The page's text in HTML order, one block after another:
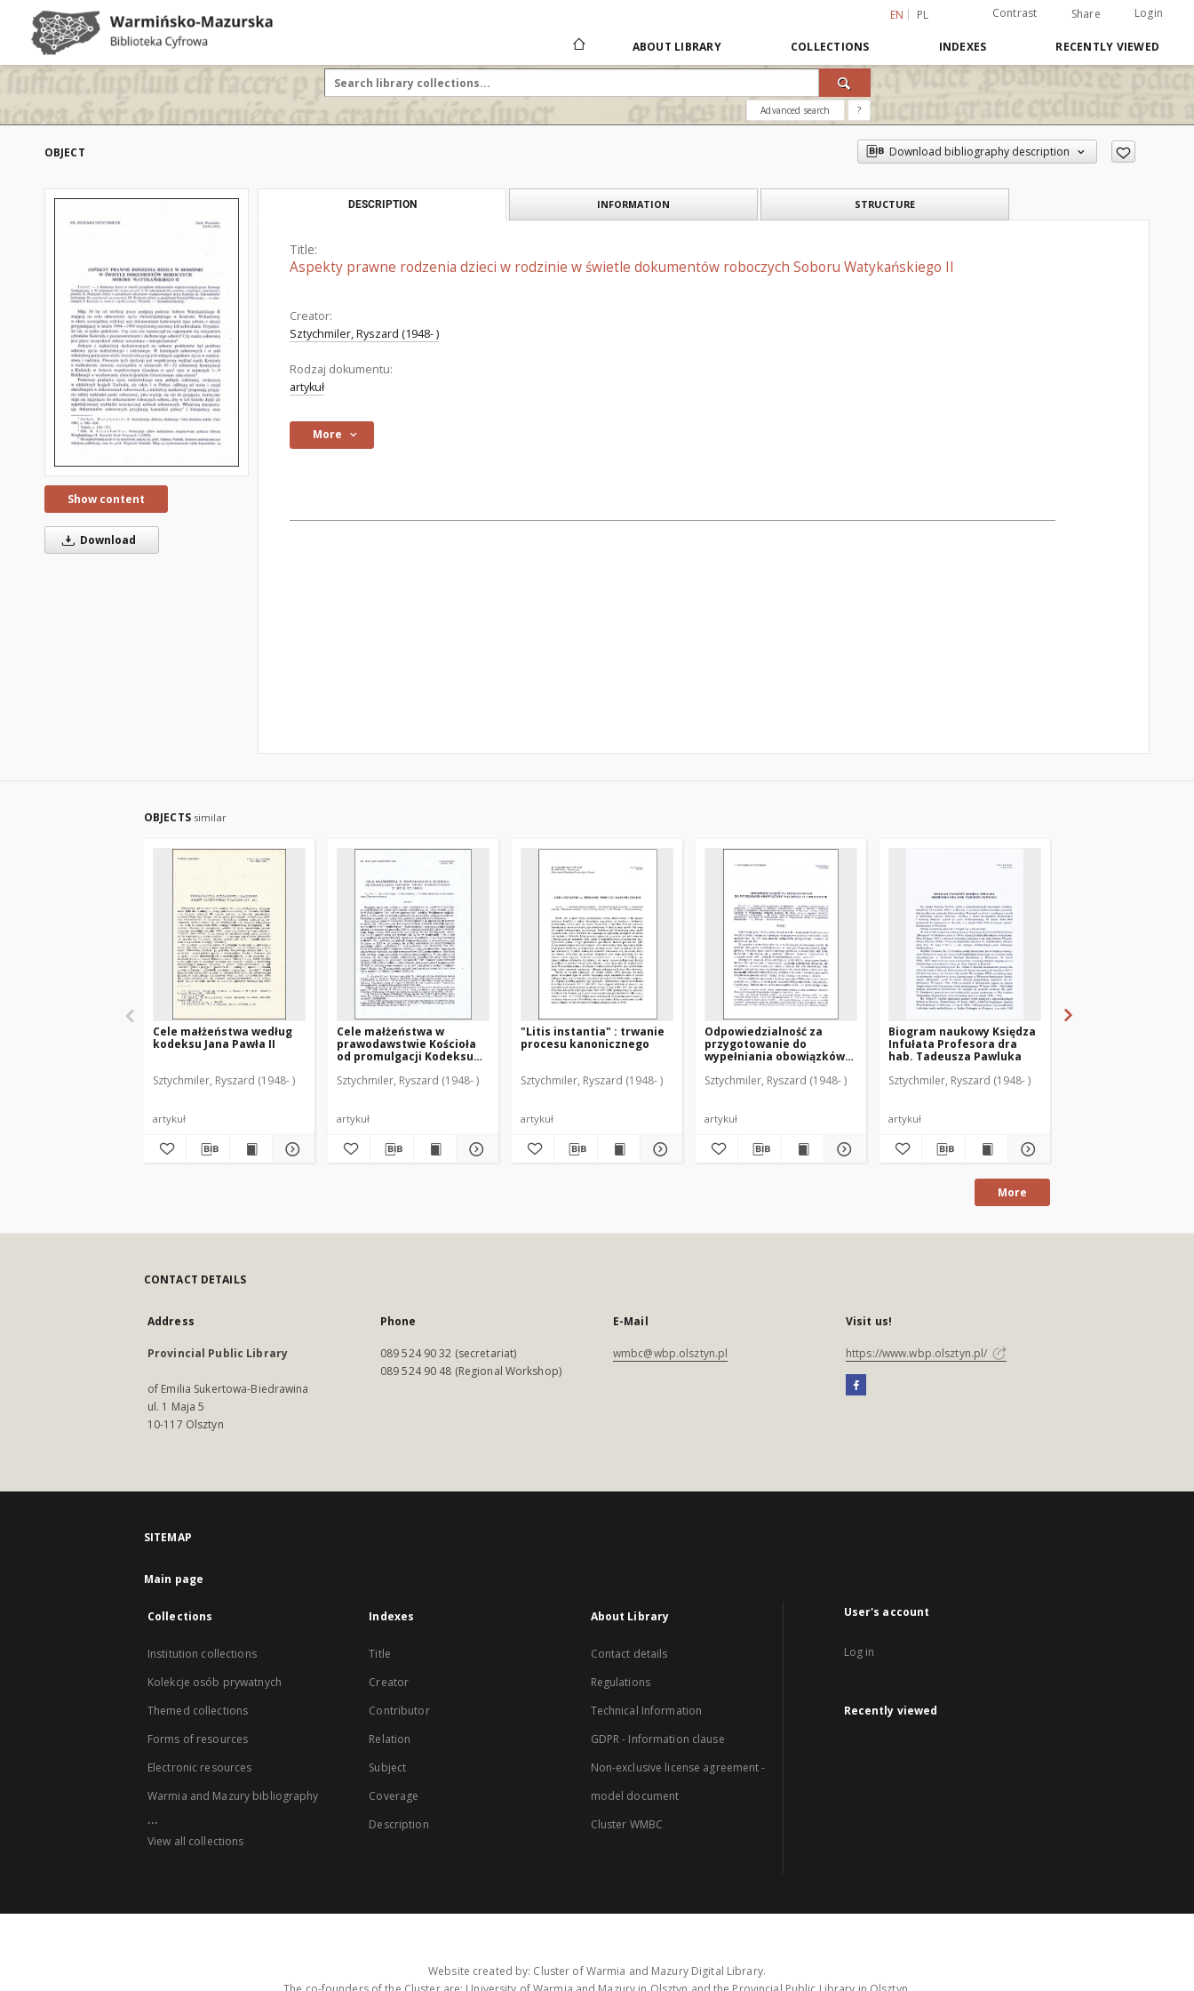
EN PL Contrast Share Login
ABOUT LIBRARY COLLECTIONS INDEXES RECENTLY VIEWED
Advanced search ?
OBJECT Download bibliography description
Show content
Download
DESCRIPTION INFORMATION STRUCTURE
Title:
Aspekty prawne rodzenia dzieci w rodzinie w świetle dokumentów roboczych Soboru Watykańskiego II
Creator:
Sztychmiler, Ryszard (1948- )
Rodzaj dokumentu:
artykuł
More
OBJECTS similar
Cele małżeństwa według
kodeksu Jana Pawła II
Sztychmiler, Ryszard (1948- )
artykuł
Cele małżeństwa w
prawodawstwie Kościoła
od promulgacji Kodeksu
1917 r. do 1960 r.
Sztychmiler, Ryszard (1948- )
artykuł
"Litis instantia" : trwanie
procesu kanonicznego
Sztychmiler, Ryszard (1948- )
artykuł
Odpowiedzialność za
przygotowanie do
wypełniania obowiązków
Sztychmiler, Ryszard (1948- )
artykuł
Biogram naukowy Księdza
Infułata Profesora dra
hab. Tadeusza Pawluka
Sztychmiler, Ryszard (1948- )
artykuł
More
CONTACT DETAILS
Address
Provincial Public Library
of Emilia Sukertowa-Biedrawina
ul. 1 Maja 5
10-117 Olsztyn
Phone
089 524 90 32 (secretariat)
089 524 90 48 (Regional Workshop)
E-Mail
wmbc@wbp.olsztyn.pl
Visit us!
https://www.wbp.olsztyn.pl/
SITEMAP
Main page
Collections
Institution collections
Kolekcje osób prywatnych
Themed collections
Forms of resources
Electronic resources
Warmia and Mazury bibliography
...
View all collections
Indexes
Title
Creator
Contributor
Relation
Subject
Coverage
Description
About Library
Contact details
Regulations
Technical Information
GDPR - Information clause
Non-exclusive license agreement -
model document
Cluster WMBC
User's account
Log in
Recently viewed
Website created by: Cluster of Warmia and Mazury Digital Library.